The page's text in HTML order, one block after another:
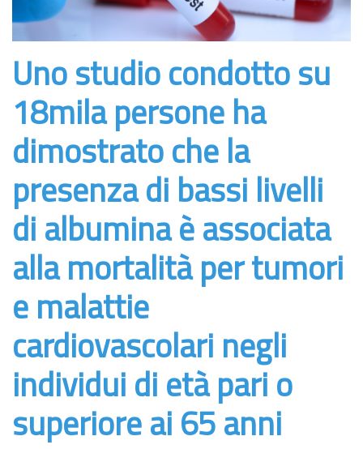
Uno studio condotto su
18mila persone ha
dimostrato che la
presenza di bassi livelli
di albumina è associata
alla mortalità per tumori
e malattie
cardiovascolari negli
individui di età pari o
superiore ai 65 anni